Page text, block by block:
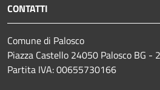
CONTATTI
Comune di Palosco
Piazza Castello 24050 Palosco BG -
Partita IVA: 00655730166